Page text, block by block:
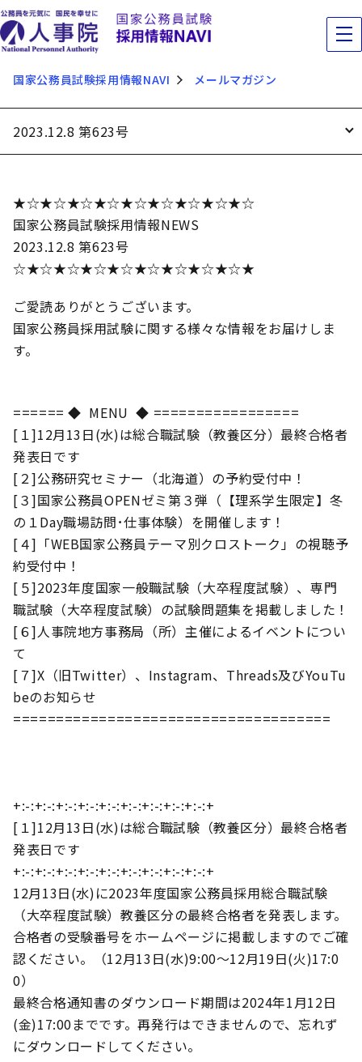
国家公務員試験採用情報NAVI メールマガジン
2023.12.8 第623号
★☆★☆★☆★☆★☆★☆★☆★☆★☆
国家公務員試験採用情報NEWS
2023.12.8 第623号
☆★☆★☆★☆★☆★☆★☆★☆★☆★
ご愛読ありがとうございます。
国家公務員採用試験に関する様々な情報をお届けしま
す。
====== ◆ MENU ◆ =================
[１]12月13日(水)は総合職試験（教養区分）最終合格者
発表日です
[２]公務研究セミナー（北海道）の予約受付中！
[３]国家公務員OPENゼミ第３弾（【理系学生限定】冬
の１Day職場訪問･仕事体験）を開催します！
[４]「WEB国家公務員テーマ別クロストーク」の視聴予
約受付中！
[５]2023年度国家一般職試験（大卒程度試験）、専門
職試験（大卒程度試験）の試験問題集を掲載しました！
[６]人事院地方事務局（所）主催によるイベントについ
て
[７]X（旧Twitter）、Instagram、Threads及びYouTu
beのお知らせ
=====================================
+:-:+:-:+:-:+:-:+:-:+:-:+:-:+:-:+:-:+
[１]12月13日(水)は総合職試験（教養区分）最終合格者
発表日です
+:-:+:-:+:-:+:-:+:-:+:-:+:-:+:-:+:-:+
12月13日(水)に2023年度国家公務員採用総合職試験
（大卒程度試験）教養区分の最終合格者を発表します。
合格者の受験番号をホームページに掲載しますのでご確
認ください。（12月13日(水)9:00～12月19日(火)17:0
0）
最終合格通知書のダウンロード期間は2024年1月12日
(金)17:00までです。再発行はできませんので、忘れず
にダウンロードしてください。